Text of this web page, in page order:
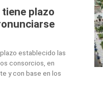
plazo
establecido las
consorcios, en
y con base en los